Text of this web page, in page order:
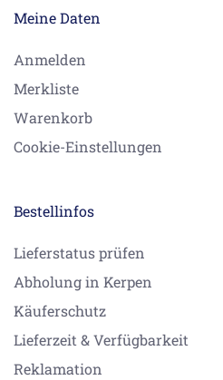
Meine Daten
Anmelden
Merkliste
Warenkorb
Cookie-Einstellungen
Bestellinfos
Lieferstatus prüfen
Abholung in Kerpen
Käuferschutz
Lieferzeit & Verfügbarkeit
Reklamation